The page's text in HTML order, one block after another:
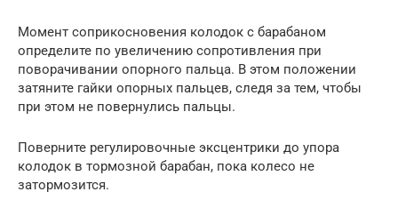
Момент соприкосновения колодок с барабаном
определите по увеличению сопротивления при
поворачивании опорного пальца. В этом положении
затяните гайки опорных пальцев, следя за тем, чтобы
при этом не повернулись пальцы.
Поверните регулировочные эксцентрики до упора
колодок в тормозной барабан, пока колесо не
затормозится.